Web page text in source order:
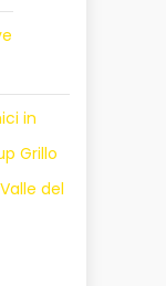
in
Grillo
del